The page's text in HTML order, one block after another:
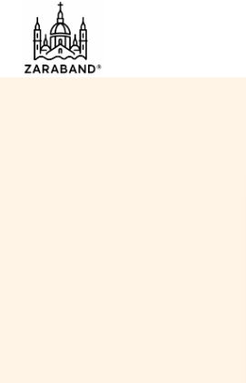
contenido